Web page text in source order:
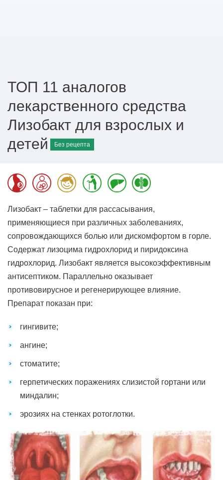
ТОП 11 аналогов
лекарственного средства
Лизобакт для взрослых и
детей
Без рецепта
Лизобакт – таблетки для рассасывания,
применяющиеся при различных заболеваниях,
сопровождающихся болью или дискомфортом в горле.
Содержат лизоцима гидрохлорид и пиридоксина
гидрохлорид. Лизобакт является высокоэффективным
антисептиком. Параллельно оказывает
противовирусное и регенерирующее влияние.
Препарат показан при:
гингивите;
ангине;
стоматите;
герпетических поражениях слизистой гортани или
миндалин;
эрозиях на стенках ротоглотки.